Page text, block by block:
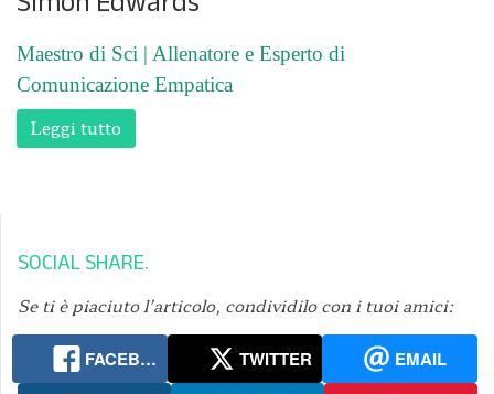
Maestro di Sci | Allenatore e Esperto di
Comunicazione Empatica
Leggi tutto
SOCIAL SHARE
Se ti è piaciuto l’articolo, condividilo con i tuoi amici:
FACEBOOK TWITTER
EMAIL